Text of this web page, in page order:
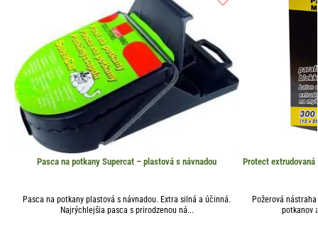
Pasca na potkany Supercat – plastová s návnadou
Pasca na potkany plastová s návnadou. Extra silná a účinná.
Najrýchlejšia pasca s prirodzenou ná...
Protect
Požerová
potkanov